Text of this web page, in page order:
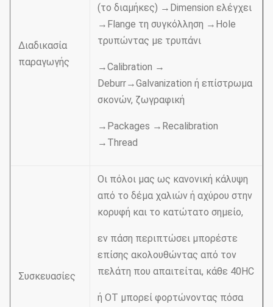
Διαδικασία
παραγωγής
(το διαμήκες) →Dimension ελέγχει
→Flange τη συγκόλληση →Hole
τρυπώντας με τρυπάνι
→Calibration →
Deburr→Galvanization ή επίστρωμα
σκονών, ζωγραφική
→Packages →Recalibration
→Thread
Συσκευασίες
Οι πόλοι μας ως κανονική κάλυψη
από το δέμα χαλιών ή αχύρου στην
κορυφή και το κατώτατο σημείο,
εν πάση περιπτώσει μπορέστε
επίσης ακολουθώντας από τον
πελάτη που απαιτείται, κάθε 40HC
ή OT μπορεί φορτώνοντας πόσα